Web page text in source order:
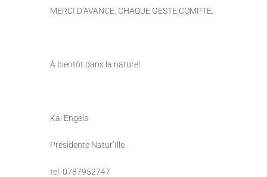
MERCI D’AVANCE. CHAQUE GESTE COMPTE.
À bientôt dans la nature!
Kai Engels
Présidente Natur’Ille
tel: 0787952747